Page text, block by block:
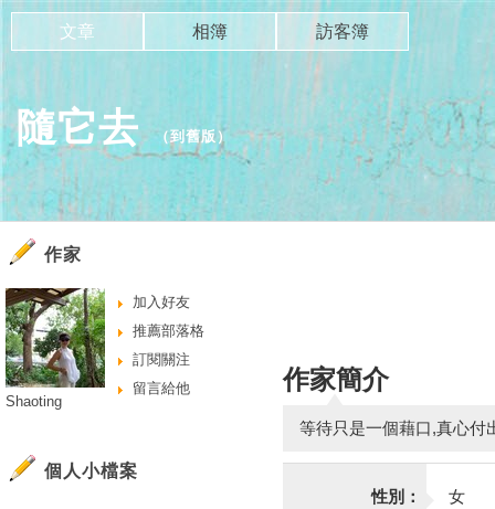
隨它去 （到舊版）
文章 相簿 訪客簿
作家簡介
等待只是一個藉口,真心付
性別： 女
作家
加入好友
推薦部落格
訂閱關注
留言給他
Shaoting
個人小檔案